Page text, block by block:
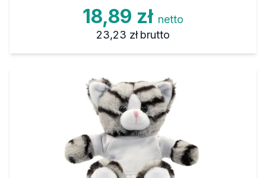
18,89 zł netto
23,23 zł brutto